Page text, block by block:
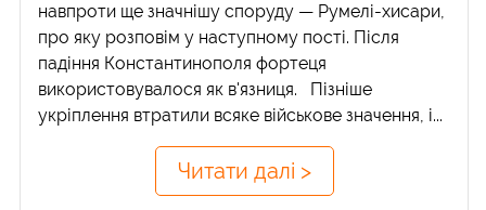
навпроти ще значнішу споруду — Румелі-хисари,
про яку розповім у наступному пості. Після
падіння Константинополя фортеця
використовувалося як в'язниця. Пізніше
укріплення втратили всяке військове значення, і...
Читати далі >